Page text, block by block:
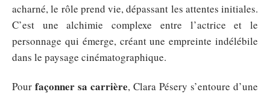
acharné, le rôle prend vie, dépassant les attentes initiales.
C’est une alchimie complexe entre l’actrice et le
personnage qui émerge, créant une empreinte indélébile
dans le paysage cinématographique.
Pour façonner sa carrière, Clara Pésery s’entoure d’une